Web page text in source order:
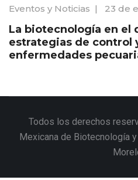
Eventos y Noticias | 23 de
La biotecnología en el
estrategias de control
enfermedades
Todos los derechos
Mexicana de Biotecnología